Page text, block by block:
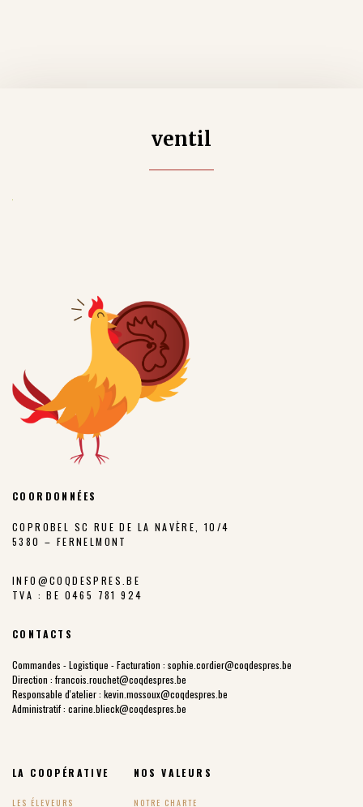
ventil
COORDONNÉES
COPROBEL SC RUE DE LA NAVÈRE, 10/4
5380 – FERNELMONT
INFO@COQDESPRES.BE
TVA : BE 0465 781 924
CONTACTS
Commandes - Logistique - Facturation : sophie.cordier@coqdespres.be
Direction : francois.rouchet@coqdespres.be
Responsable d'atelier : kevin.mossoux@coqdespres.be
Administratif : carine.blieck@coqdespres.be
LA COOPÉRATIVE
LES ÉLEVEURS
NOS VALEURS
NOTRE CHARTE